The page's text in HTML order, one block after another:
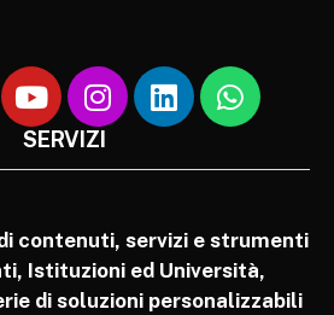
SERVIZI
contenuti, servizi e strumenti
Istituzioni ed Università,
di soluzioni personalizzabili